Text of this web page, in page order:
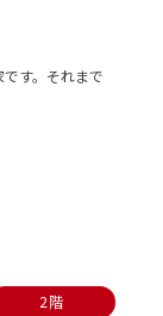
す。それまで
2階